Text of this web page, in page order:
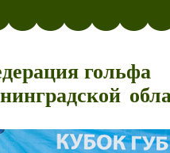
гольфа